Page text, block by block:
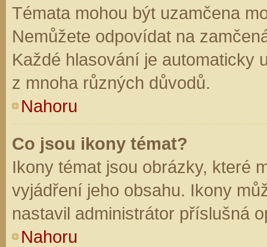
Témata mohou být uzamčena
Nemůžete odpovídat na
Každé hlasování je automaticky
z mnoha různých důvodů.
Nahoru
Co jsou ikony témat?
Ikony témat jsou obrázky, které
vyjádření jeho obsahu. Ikony
nastavil administrátor příslušná
Nahoru